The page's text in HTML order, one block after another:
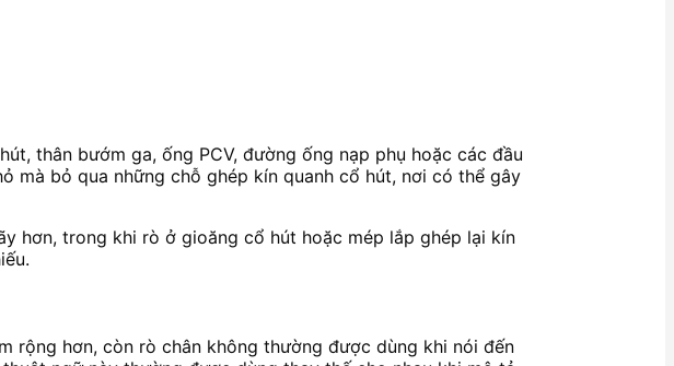
thân bướm ga, ống PCV, đường ống nạp phụ hoặc các đầu
mà bỏ qua những chỗ ghép kín quanh cổ hút, nơi có thể gây
hơn, trong khi rò ở gioăng cổ hút hoặc mép lắp ghép lại kín
rộng hơn, còn rò chân không thường được dùng khi nói đến